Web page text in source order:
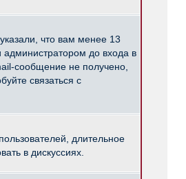
что вам менее 13
администратором до входа в
сообщение не получено,
связаться с
длительное
в дискуссиях.